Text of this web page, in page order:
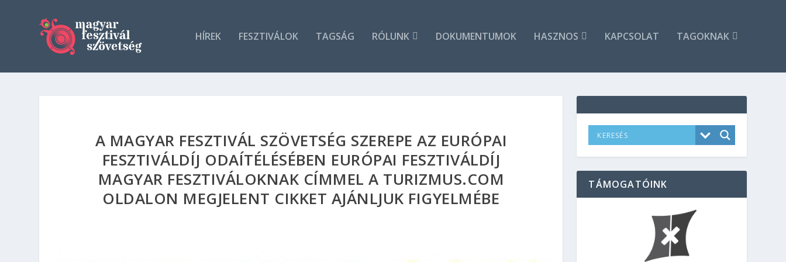
HÍREK FESZTIVÁLOK TAGSÁG RÓLUNK DOKUMENTUMOK HASZNOS KAPCSOLAT TAGOKNAK
A MAGYAR FESZTIVÁL SZÖVETSÉG SZEREPE AZ EURÓPAI
FESZTIVÁLDÍJ ODAÍTÉLÉSÉBEN EURÓPAI FESZTIVÁLDÍJ
MAGYAR FESZTIVÁLOKNAK CÍMMEL A TURIZMUS.COM
OLDALON MEGJELENT CIKKET AJÁNLJUK FIGYELMÉBE
TÁMOGATÓINK